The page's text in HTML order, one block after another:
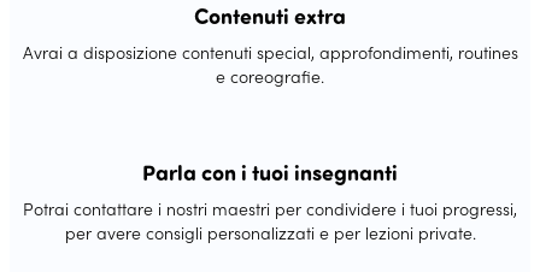
Contenuti extra
Avrai a disposizione contenuti special, approfondimenti, routines
e coreografie.
Parla con i tuoi insegnanti
Potrai contattare i nostri maestri per condividere i tuoi progressi,
per avere consigli personalizzati e per lezioni private.